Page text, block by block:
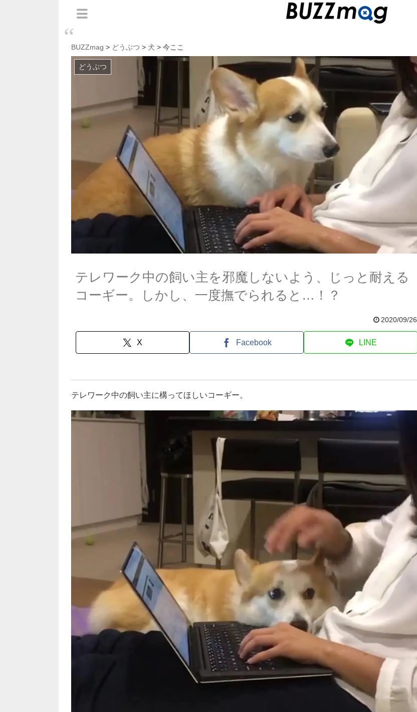
BUZZmag > どうぶつ > 犬 > 今ここ
どうぶつ
テレワーク中の飼い主を邪魔しないよう、じっと耐える
コーギー。しかし、一度撫でられると…！？
2020/09/26
X Facebook LINE
テレワーク中の飼い主に構ってほしいコーギー。